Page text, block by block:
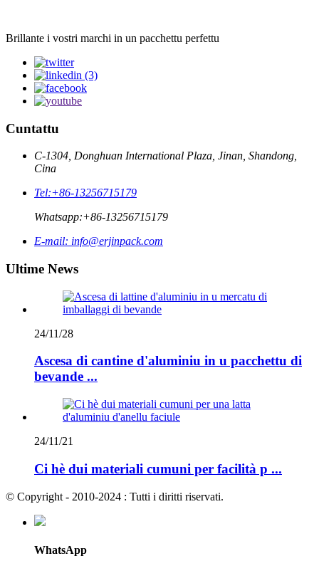
Brillante i vostri marchi in un pacchettu perfettu
Cuntattu
C-1304, Donghuan International Plaza, Jinan, Shandong,
Cina
Tel:+86-13256715179
Whatsapp:+86-13256715179
E-mail: info@erjinpack.com
Ultime News
24/11/28
Ascesa di cantine d'aluminiu in u pacchettu di
bevande ...
24/11/21
Ci hè dui materiali cumuni per facilità p ...
© Copyright - 2010-2024 : Tutti i diritti riservati.
WhatsApp